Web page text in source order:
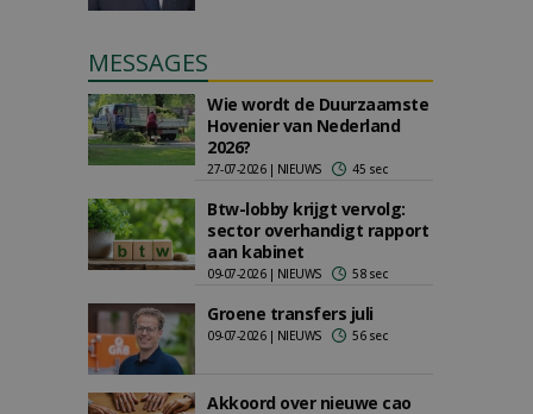
MESSAGES
Wie wordt de Duurzaamste
Hovenier van Nederland
2026?
27-07-2026 | NIEUWS 45 sec
Btw-lobby krijgt vervolg:
sector overhandigt rapport
aan kabinet
09-07-2026 | NIEUWS 58 sec
Groene transfers juli
09-07-2026 | NIEUWS 56 sec
Akkoord over nieuwe cao